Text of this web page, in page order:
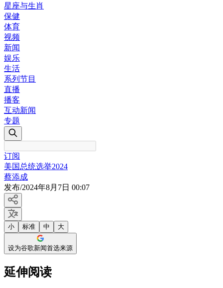
星座与生肖
保健
体育
视频
新闻
娱乐
生活
系列节目
直播
播客
互动新闻
专题
订阅
美国总统选举2024
蔡添成
发布/2024年8月7日 00:07
小 标准 中 大
设为谷歌新闻首选来源
延伸阅读